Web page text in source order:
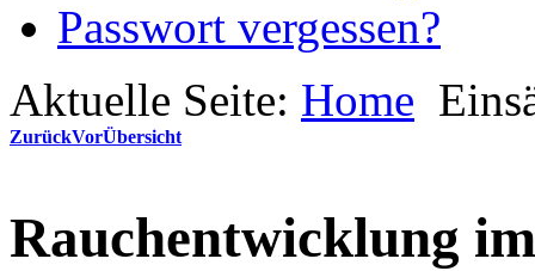
Passwort vergessen?
Aktuelle Seite: Home
ZurückVorÜbersicht
Rauchentwicklung